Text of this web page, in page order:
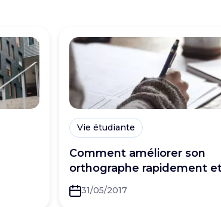
Vie étudiante
Comment améliorer son
orthographe rapidement
efficacement
31/05/2017